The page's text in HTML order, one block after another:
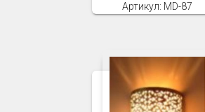
Артикул: MD-87